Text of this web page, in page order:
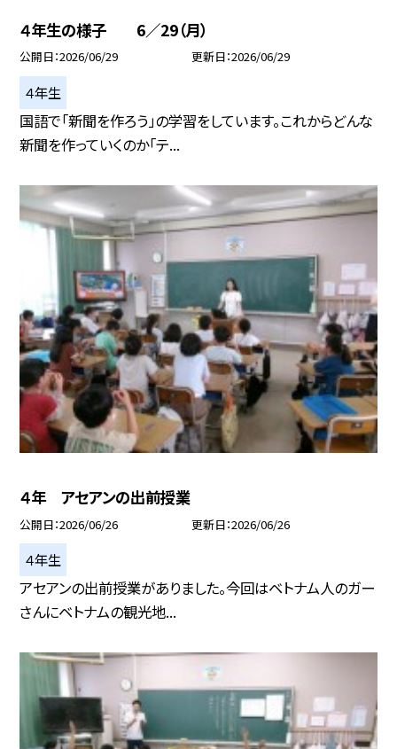
４年生の様子 6／29（月）
公開日 2026/06/29 更新日 2026/06/29
４年生
国語で「新聞を作ろう」の学習をしています。これからどんな
新聞を作っていくのか「テ...
４年 アセアンの出前授業
公開日 2026/06/26 更新日 2026/06/26
４年生
アセアンの出前授業がありました。今回はベトナム人のガー
さんにベトナムの観光地...